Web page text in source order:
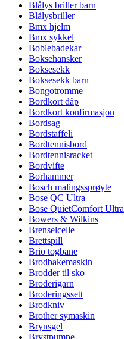
Blålys briller barn
Blålysbriller
Bmx hjelm
Bmx sykkel
Boblebadekar
Boksehansker
Boksesekk
Boksesekk barn
Bongotromme
Bordkort dåp
Bordkort konfirmasjon
Bordsag
Bordstaffeli
Bordtennisbord
Bordtennisracket
Bordvifte
Borhammer
Bosch malingssprøyte
Bose QC Ultra
Bose QuietComfort Ultra
Bowers & Wilkins
Brenselcelle
Brettspill
Brio togbane
Brodbakemaskin
Brodder til sko
Broderigarn
Broderingssett
Brodkniv
Brother symaskin
Brynsgel
Brystpumpe